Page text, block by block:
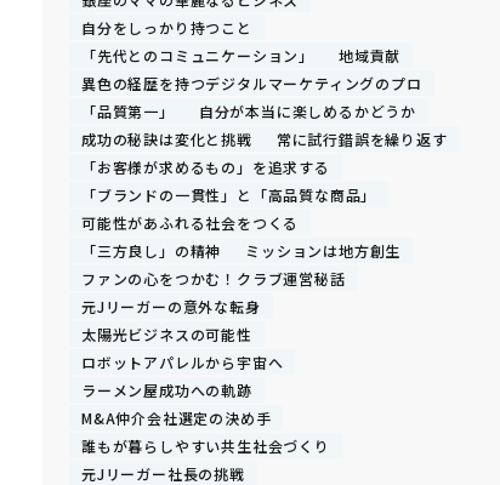
自分をしっかり持つこと
「先代とのコミュニケーション」
地域貢献
異色の経歴を持つデジタルマーケティングのプロ
「品質第一」
自分が本当に楽しめるかどうか
成功の秘訣は変化と挑戦
常に試行錯誤を繰り返す
「お客様が求めるもの」を追求する
「ブランドの一貫性」と「高品質な商品」
可能性があふれる社会をつくる
「三方良し」の精神
ミッションは地方創生
ファンの心をつかむ！クラブ運営秘話
元Jリーガーの意外な転身
太陽光ビジネスの可能性
ロボットアパレルから宇宙へ
ラーメン屋成功への軌跡
M&A仲介会社選定の決め手
誰もが暮らしやすい共生社会づくり
元Jリーガー社長の挑戦